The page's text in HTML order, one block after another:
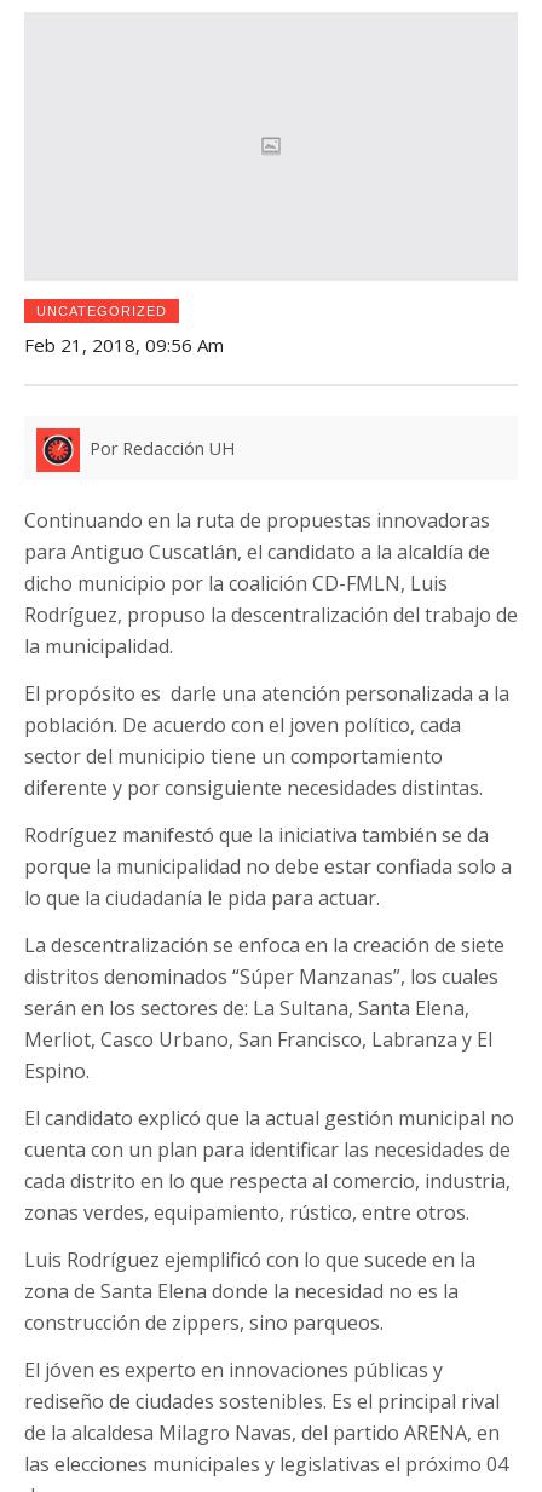
UNCATEGORIZED
Feb 21, 2018, 09:56 Am
Por Redacción UH
Continuando en la ruta de propuestas innovadoras
para Antiguo Cuscatlán, el candidato a la alcaldía de
dicho municipio por la coalición CD-FMLN, Luis
Rodríguez, propuso la descentralización del trabajo de
la municipalidad.
El propósito es darle una atención personalizada a la
población. De acuerdo con el joven político, cada
sector del municipio tiene un comportamiento
diferente y por consiguiente necesidades distintas.
Rodríguez manifestó que la iniciativa también se da
porque la municipalidad no debe estar confiada solo a
lo que la ciudadanía le pida para actuar.
La descentralización se enfoca en la creación de siete
distritos denominados “Súper Manzanas”, los cuales
serán en los sectores de: La Sultana, Santa Elena,
Merliot, Casco Urbano, San Francisco, Labranza y El
Espino.
El candidato explicó que la actual gestión municipal no
cuenta con un plan para identificar las necesidades de
cada distrito en lo que respecta al comercio, industria,
zonas verdes, equipamiento, rústico, entre otros.
Luis Rodríguez ejemplificó con lo que sucede en la
zona de Santa Elena donde la necesidad no es la
construcción de zippers, sino parqueos.
El jóven es experto en innovaciones públicas y
rediseño de ciudades sostenibles. Es el principal rival
de la alcaldesa Milagro Navas, del partido ARENA, en
las elecciones municipales y legislativas el próximo 04